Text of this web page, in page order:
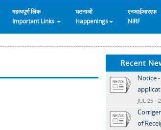
महत्वपूर्ण लिंक
Important Links
घटनाओं
Happenings
एनआईआरएफ
NIRF
Recent
Notice
JUL 25 -
of